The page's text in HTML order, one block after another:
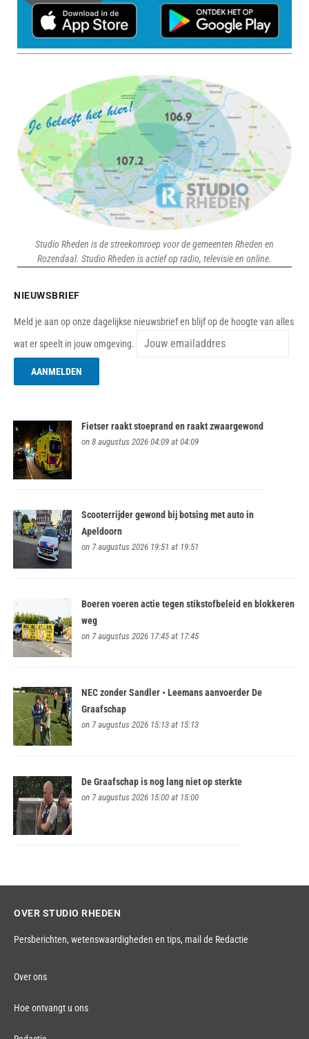
Studio Rheden is de streekomroep voor de gemeenten Rheden en
Rozendaal. Studio Rheden is actief op radio, televisie en online.
NIEUWSBRIEF
Meld je aan op onze dagelijkse nieuwsbrief en blijf op de hoogte van alles
wat er speelt in jouw omgeving.
Fietser raakt stoeprand en raakt zwaargewond
on 8 augustus 2026 04:09 at 04:09
Scooterrijder gewond bij botsing met auto in
Apeldoorn
on 7 augustus 2026 19:51 at 19:51
Boeren voeren actie tegen stikstofbeleid en blokkeren
weg
on 7 augustus 2026 17:45 at 17:45
NEC zonder Sandler • Leemans aanvoerder De
Graafschap
on 7 augustus 2026 15:13 at 15:13
De Graafschap is nog lang niet op sterkte
on 7 augustus 2026 15:00 at 15:00
OVER STUDIO RHEDEN
Persberichten, wetenswaardigheden en tips, mail de Redactie
Over ons
Hoe ontvangt u ons